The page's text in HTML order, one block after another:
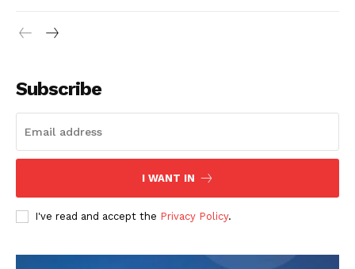
Subscribe
I WANT IN
I've read and accept the Privacy Policy.